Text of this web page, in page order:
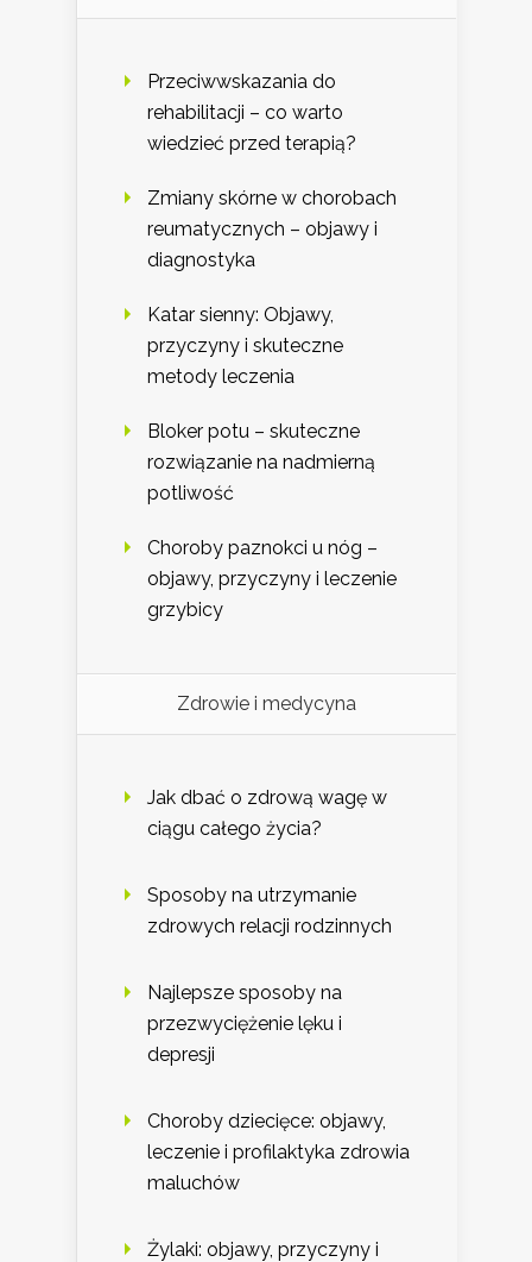
Przeciwwskazania do
rehabilitacji – co warto
wiedzieć przed terapią?
Zmiany skórne w chorobach
reumatycznych – objawy i
diagnostyka
Katar sienny: Objawy,
przyczyny i skuteczne
metody leczenia
Bloker potu – skuteczne
rozwiązanie na nadmierną
potliwość
Choroby paznokci u nóg –
objawy, przyczyny i leczenie
grzybicy
Zdrowie i medycyna
Jak dbać o zdrową wagę w
ciągu całego życia?
Sposoby na utrzymanie
zdrowych relacji rodzinnych
Najlepsze sposoby na
przezwyciężenie lęku i
depresji
Choroby dziecięce: objawy,
leczenie i profilaktyka zdrowia
maluchów
Żylaki: objawy, przyczyny i